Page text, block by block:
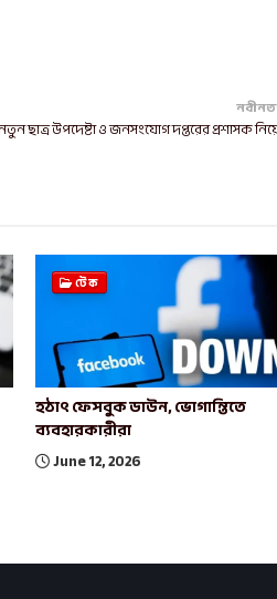
ছাত্র উপদেষ্টা ও জনসংযোগ দপ্তরের প্রশাসক
টেক
হঠাৎ ফেসবুক ডাউন, ভোগান্তিতে
ব্যবহারকারীরা
June 12, 2026